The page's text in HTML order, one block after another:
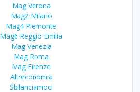
Mag Verona
Mag2 Milano
Mag4 Piemonte
Mag6 Reggio Emilia
Mag Venezia
Mag Roma
Mag Firenze
Altreconomia
Sbilanciamoci